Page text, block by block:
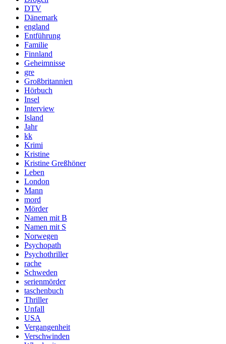
DTV
Dänemark
england
Entführung
Familie
Finnland
Geheimnisse
gre
Großbritannien
Hörbuch
Insel
Interview
Island
Jahr
kk
Krimi
Kristine
Kristine Greßhöner
Leben
London
Mann
mord
Mörder
Namen mit B
Namen mit S
Norwegen
Psychopath
Psychothriller
rache
Schweden
serienmörder
taschenbuch
Thriller
Unfall
USA
Vergangenheit
Verschwinden